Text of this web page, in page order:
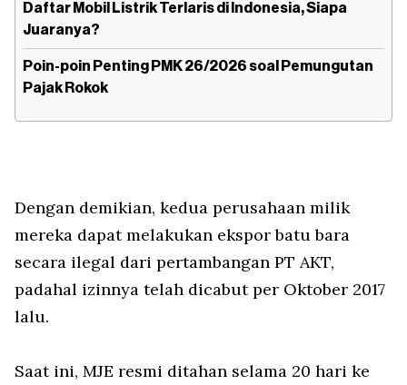
Daftar Mobil Listrik Terlaris di Indonesia, Siapa
Juaranya?
Poin-poin Penting PMK 26/2026 soal Pemungutan
Pajak Rokok
Dengan demikian, kedua perusahaan milik
mereka dapat melakukan ekspor batu bara
secara ilegal dari pertambangan PT AKT,
padahal izinnya telah dicabut per Oktober 2017
lalu.
Saat ini, MJE resmi ditahan selama 20 hari ke